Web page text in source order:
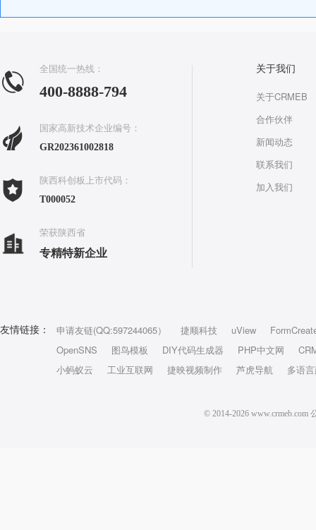
全国统一热线：
400-8888-794
国家高新技术企业编号：
GR202361002818
陕西科创板上市代码：
T000052
荣获陕西省
专精特新企业
关于我们
关于CRMEB
合作伙伴
新闻动态
联系我们
加入我们
友情链接： 申请友链(QQ:597244065） 捷顺科技 uView
OpenSNS
图鸟模板 DIY代码生成器 PHP中文网
小蚂蚁云
工业互联网 捷映视频制作 芦虎导航 多语
© 2014-2026